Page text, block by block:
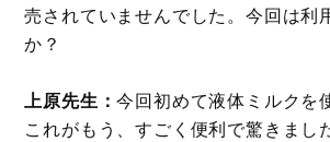
売されていませんでした。今回は利
か？
上原先生：今回初めて液体ミルクを
これがもう、すごく便利で驚きま